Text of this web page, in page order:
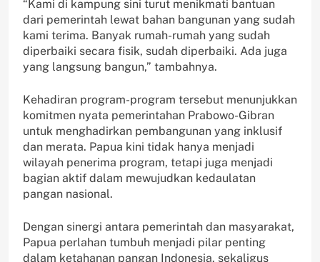
“Kami di kampung sini turut menikmati bantuan
dari pemerintah lewat bahan bangunan yang sudah
kami terima. Banyak rumah-rumah yang sudah
diperbaiki secara fisik, sudah diperbaiki. Ada juga
yang langsung bangun,” tambahnya.
Kehadiran program-program tersebut menunjukkan
komitmen nyata pemerintahan Prabowo-Gibran
untuk menghadirkan pembangunan yang inklusif
dan merata. Papua kini tidak hanya menjadi
wilayah penerima program, tetapi juga menjadi
bagian aktif dalam mewujudkan kedaulatan
pangan nasional.
Dengan sinergi antara pemerintah dan masyarakat,
Papua perlahan tumbuh menjadi pilar penting
dalam ketahanan pangan Indonesia, sekaligus